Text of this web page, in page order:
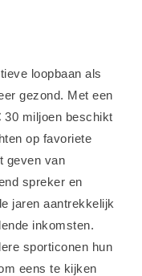
loopbaan als
gezond. Met een
30 miljoen beschikt
op favoriete
geven van
spreker en
jaren aantrekkelijk
inkomsten.
sporticonen hun
eens te kijken